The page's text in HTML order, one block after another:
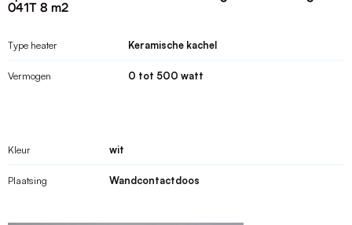
041T 8 m2
Type heater Keramische kachel
Vermogen 0 tot 500 watt
Kleur wit
Plaatsing Wandcontactdoos